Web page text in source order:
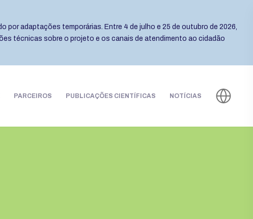
adaptações temporárias. Entre 4 de julho e 25 de outubro de 2026,
técnicas sobre o projeto e os canais de atendimento ao cidadão
PARCEIROS PUBLICAÇÕES CIENTÍFICAS NOTÍCIAS